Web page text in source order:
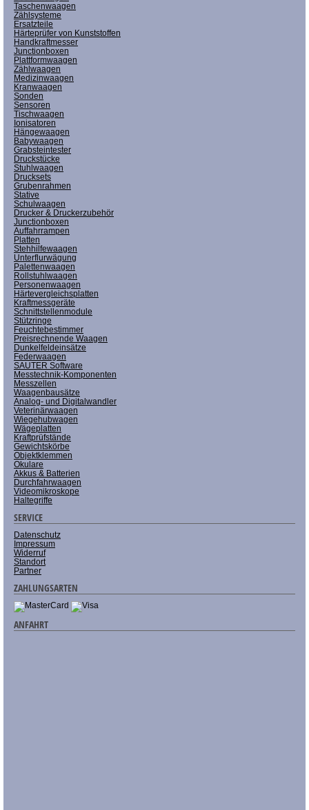
Taschenwaagen
Zählsysteme
Ersatzteile
Härteprüfer von Kunststoffen
Handkraftmesser
Junctionboxen
Plattformwaagen
Zählwaagen
Medizinwaagen
Kranwaagen
Sonden
Sensoren
Tischwaagen
Ionisatoren
Hängewaagen
Babywaagen
Grabsteintester
Druckstücke
Stuhlwaagen
Drucksets
Grubenrahmen
Stative
Schulwaagen
Drucker & Druckerzubehör
Junctionboxen
Auffahrrampen
Platten
Stehhilfewaagen
Unterflurwägung
Palettenwaagen
Rollstuhlwaagen
Personenwaagen
Härtevergleichsplatten
Kraftmessgeräte
Schnittstellenmodule
Stützringe
Feuchtebestimmer
Preisrechnende Waagen
Dunkelfeldeinsätze
Federwaagen
SAUTER Software
Messtechnik-Komponenten
Messzellen
Waagenbausätze
Analog- und Digitalwandler
Veterinärwaagen
Wiegehubwagen
Wägeplatten
Kraftprüfstände
Gewichtskörbe
Objektklemmen
Okulare
Akkus & Batterien
Durchfahrwaagen
Videomikroskope
Haltegriffe
SERVICE
Datenschutz
Impressum
Widerruf
Standort
Partner
ZAHLUNGSARTEN
ANFAHRT